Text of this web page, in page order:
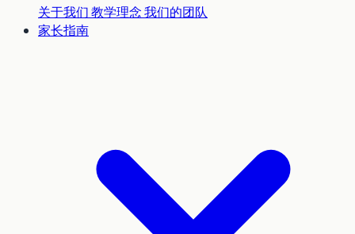
关于我们教学理念我们的团队
家长指南